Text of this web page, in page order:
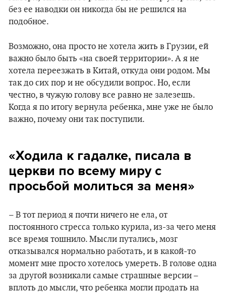
без ее наводки он никогда бы не решился на
подобное.
Возможно, она просто не хотела жить в Грузии, ей
важно было быть «на своей территории». А я не
хотела переезжать в Китай, откуда они родом. Мы
так до сих пор и не обсудили вопрос. Но, если
честно, в чужую голову все равно не залезешь.
Когда я по итогу вернула ребенка, мне уже не было
важно, почему они так поступили.
«Ходила к гадалке, писала в
церкви по всему миру с
просьбой молиться за меня»
– В тот период я почти ничего не ела, от
постоянного стресса только курила, из-за чего меня
все время тошнило. Мысли путались, мозг
отказывался нормально работать, и в какой-то
момент мне просто хотелось умереть. В голове одна
за другой возникали самые страшные версии –
вплоть до мысли, что ребенка могли продать на